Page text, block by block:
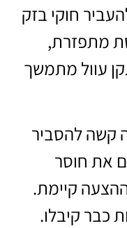
חוקי בזק
מתפזרת,
עוול מתמשך
קשה להסביר
את חוסר
קיימת.
כבר קיבלו.